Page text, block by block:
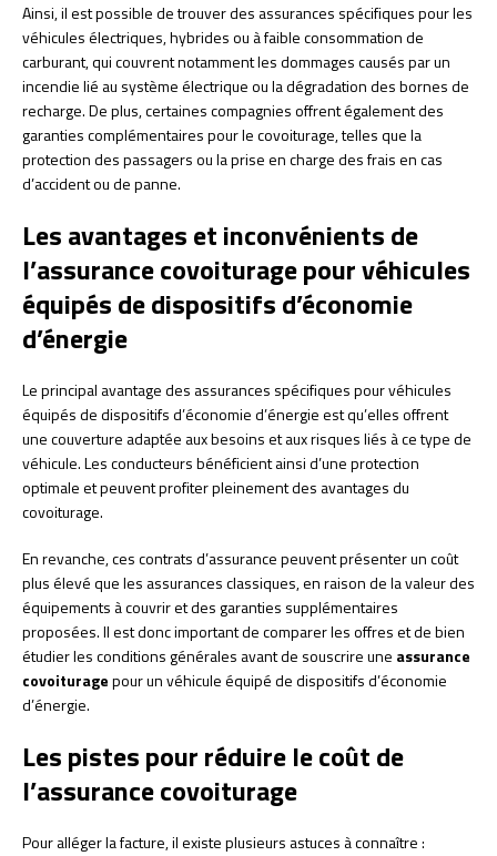
Ainsi, il est possible de trouver des assurances spécifiques pour les
véhicules électriques, hybrides ou à faible consommation de
carburant, qui couvrent notamment les dommages causés par un
incendie lié au système électrique ou la dégradation des bornes de
recharge. De plus, certaines compagnies offrent également des
garanties complémentaires pour le covoiturage, telles que la
protection des passagers ou la prise en charge des frais en cas
d’accident ou de panne.
Les avantages et inconvénients de
l’assurance covoiturage pour véhicules
équipés de dispositifs d’économie
d’énergie
Le principal avantage des assurances spécifiques pour véhicules
équipés de dispositifs d’économie d’énergie est qu’elles offrent
une couverture adaptée aux besoins et aux risques liés à ce type de
véhicule. Les conducteurs bénéficient ainsi d’une protection
optimale et peuvent profiter pleinement des avantages du
covoiturage.
En revanche, ces contrats d’assurance peuvent présenter un coût
plus élevé que les assurances classiques, en raison de la valeur des
équipements à couvrir et des garanties supplémentaires
proposées. Il est donc important de comparer les offres et de bien
étudier les conditions générales avant de souscrire une assurance
covoituragepour un véhicule équipé de dispositifs d’économie
d’énergie.
Les pistes pour réduire le coût de
l’assurance covoiturage
Pour alléger la facture, il existe plusieurs astuces à connaître :